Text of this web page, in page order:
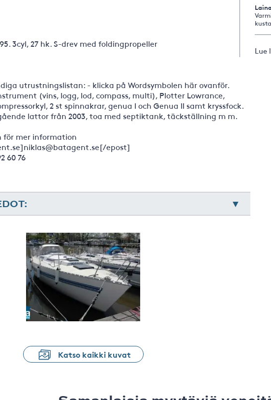
3cyl, 27 hk. S-drev med foldingpropeller
utrustningslistan: - klicka på Wordsymbolen här ovanför.
(vins, logg, lod, compass, multi), Plotter Lowrance,
2 st spinnakrar, genua I och Genua II samt kryssfock.
lattor från 2003, toa med septiktank, täckställning m m.
för mer information
epost]
60 76
Katso kaikki kuvat
Lue